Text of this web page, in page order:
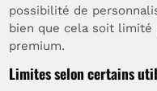
possibilité de
bien que cela soit limité
premium.
Limites selon certains